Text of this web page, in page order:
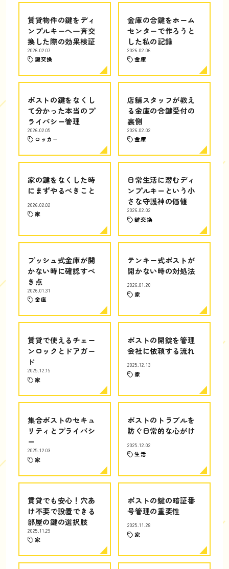
賃貸物件の鍵をディ
ンプルキーへ一斉交
換した際の効果検証
2026.02.07
鍵交換
金庫の合鍵をホーム
センターで作ろうと
した私の記録
2026.02.06
金庫
ポストの鍵をなくし
て分かった本当のプ
ライバシー管理
2026.02.05
ロッカー
店舗スタッフが教え
る金庫の合鍵受付の
裏側
2026.02.02
金庫
家の鍵をなくした時
にまずやるべきこと
2026.02.02
家
日常生活に潜むディ
ンプルキーという小
さな守護神の価値
2026.02.02
鍵交換
プッシュ式金庫が開
かない時に確認すべ
き点
2026.01.31
金庫
テンキー式ポストが
開かない時の対処法
2026.01.20
家
賃貸で使えるチェー
ンロックとドアガー
ド
2025.12.15
家
ポストの開錠を管理
会社に依頼する流れ
2025.12.13
家
集合ポストのセキュ
リティとプライバシ
ー
2025.12.03
家
ポストのトラブルを
防ぐ日常的な心がけ
2025.12.02
生活
賃貸でも安心！穴あ
け不要で設置できる
部屋の鍵の選択肢
2025.11.29
家
ポストの鍵の暗証番
号管理の重要性
2025.11.28
家